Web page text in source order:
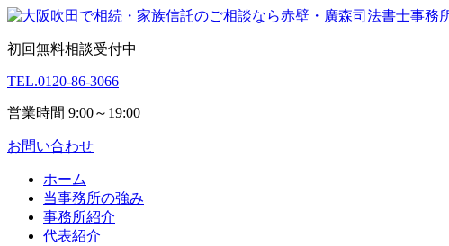
初回無料相談受付中
TEL.0120-86-3066
営業時間 9:00～19:00
お問い合わせ
ホーム
当事務所の強み
事務所紹介
代表紹介